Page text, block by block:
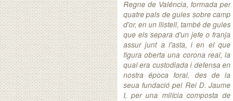
Regne de Valéncia, formada per
quatre pals de gules sobre camp
d'or, en un llistell, també de gules
que els separa d'un jefe o franja
assur junt a l'asta, i en el que
figura oberta una corona real, la
qual era custodiada i defensa en
nostra época foral, des de la
seua fundació pel Rei D. Jaume
I, per una milícia composta de